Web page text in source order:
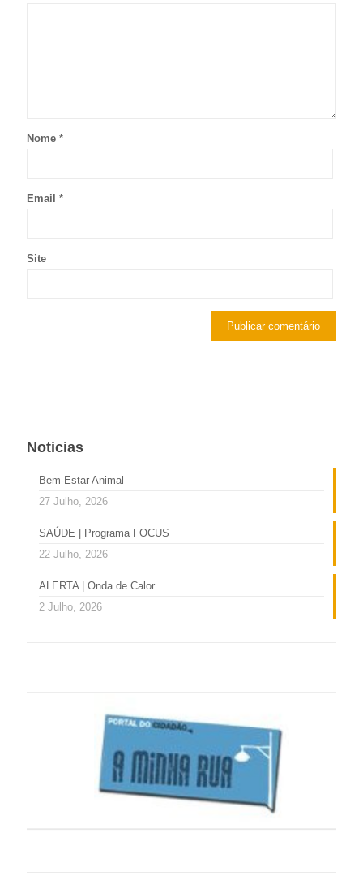
Nome *
Email *
Site
Noticias
Bem-Estar Animal
27 Julho, 2026
SAÚDE | Programa FOCUS
22 Julho, 2026
ALERTA | Onda de Calor
2 Julho, 2026